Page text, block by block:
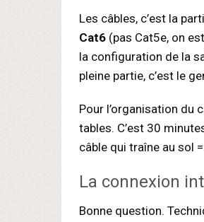
Les câbles, c’est la
Cat6 (pas Cat5e, on
la configuration de la
pleine partie, c’est le
Pour l’organisation du
tables. C’est 30
câble qui traîne au sol
La connexion
Bonne question.